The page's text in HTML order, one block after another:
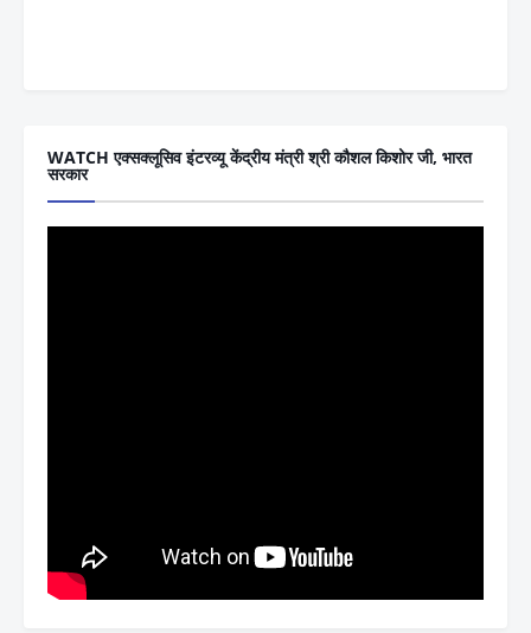
WATCH एक्सक्लूसिव इंटरव्यू केंद्रीय मंत्री श्री कौशल किशोर जी, भारत
सरकार